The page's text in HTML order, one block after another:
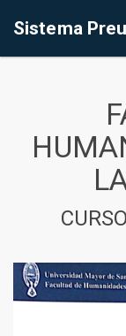
Sistema